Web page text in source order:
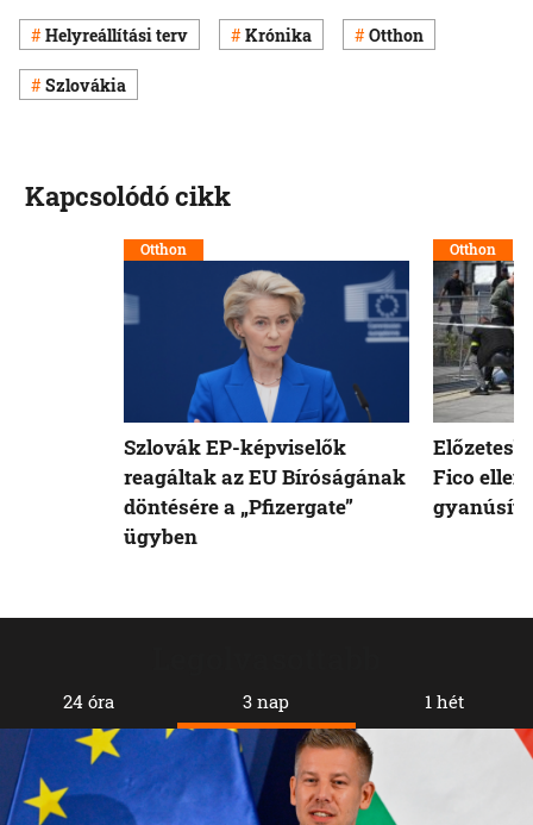
Helyreállítási terv Krónika Otthon
Szlovákia
24 óra 3 nap 1 hét
Kapcsolódó cikk
Otthon
Szlovák EP-képviselők
reagáltak az EU Bíróságának
döntésére a „Pfizergate”
ügyben
Otthon
Fico